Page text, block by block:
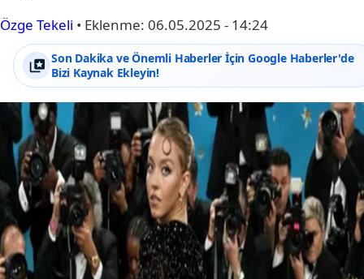
Özge Tekeli • Eklenme: 06.05.2025 - 14:24
Son Dakika ve Önemli Haberler İçin Google Haberler'de
Bizi Kaynak Ekleyin!